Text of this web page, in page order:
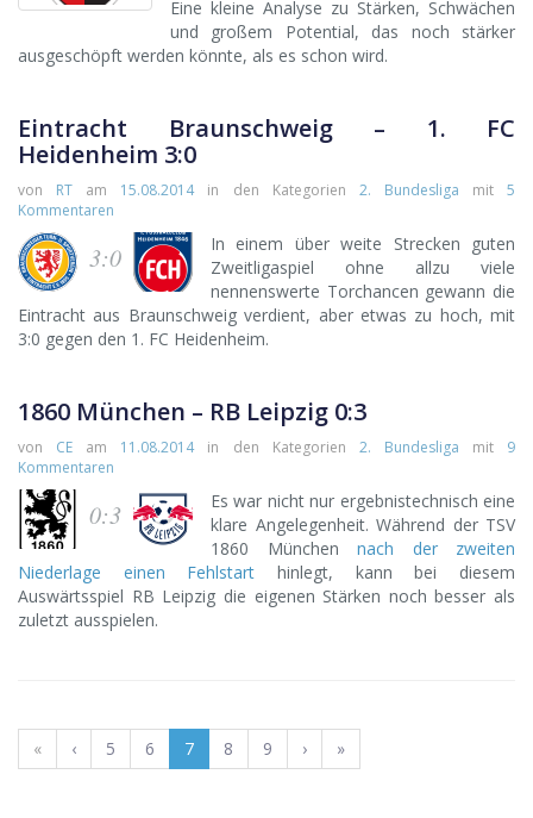
Eine kleine Analyse zu Stärken, Schwächen
und großem Potential, das noch stärker
ausgeschöpft werden könnte, als es schon wird.
Eintracht Braunschweig – 1. FC
Heidenheim 3:0
von RT am 15.08.2014in den Kategorien 2. Bundesliga mit5
Kommentaren
3:0
In einem über weite Strecken guten
Zweitligaspiel ohne allzu viele
nennenswerte Torchancen gewann die
Eintracht aus Braunschweig verdient, aber etwas zu hoch, mit
3:0 gegen den 1. FC Heidenheim.
1860 München – RB Leipzig 0:3
von CE am 11.08.2014in den Kategorien 2. Bundesliga mit 9
Kommentaren
0:3
Es war nicht nur ergebnistechnisch eine
klare Angelegenheit. Während der TSV
1860 München nach der zweiten
Niederlage einen Fehlstart hinlegt, kann bei diesem
Auswärtsspiel RB Leipzig die eigenen Stärken noch besser als
zuletzt ausspielen.
« ‹ 5 6 7 8 9 › »